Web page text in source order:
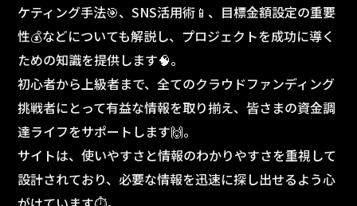
ケティング手法🎯、SNS活用術📱、目標金額設定の重要
性💰などについても解説し、プロジェクトを成功に導く
ための知識を提供します🧠。
初心者から上級者まで、全てのクラウドファンディング
挑戦者にとって有益な情報を取り揃え、皆さまの資金調
達ライフをサポートします🙌。
サイトは、使いやすさと情報のわかりやすさを重視して
設計されており、必要な情報を迅速に探し出せるよう心